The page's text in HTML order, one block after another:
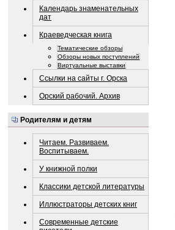
Календарь знаменательных
дат
Краеведческая книга
Тематические обзоры
Обзоры новых поступлений
Виртуальные выставки
Ссылки на сайты г. Орска
Орский рабочий. Архив
Родителям и детям
Читаем. Развиваем.
Воспитываем.
У книжной полки
Классики детской литературы
Иллюстраторы детских книг
Современные детские